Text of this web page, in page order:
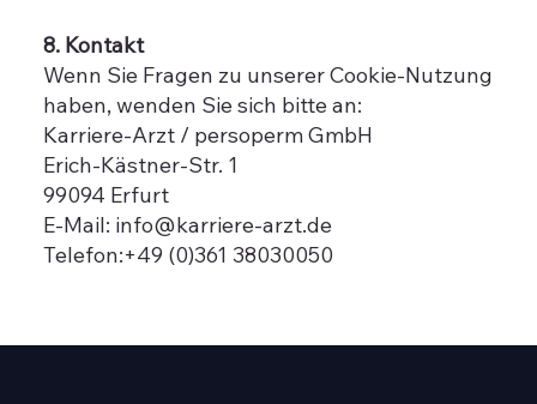
8. Kontakt
Wenn Sie Fragen zu unserer Cookie-Nutzung
haben, wenden Sie sich bitte an:
Karriere-Arzt / persoperm GmbH
Erich-Kästner-Str. 1
99094 Erfurt
E-Mail: info@karriere-arzt.de
Telefon:+49 (0)361 38030050